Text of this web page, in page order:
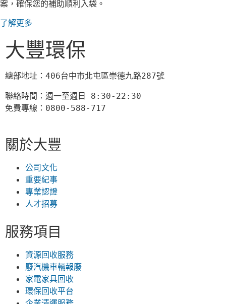
案，確保您的補助順利入袋。
了解更多
大豐環保
總部地址：406台中市北屯區崇德九路287號
聯絡時間：週一至週日 8:30-22:30
免費專線：0800-588-717
關於大豐
公司文化
重要紀事
專業認證
人才招募
服務項目
資源回收服務
廢汽機車輛報廢
家電家具回收
環保回收平台